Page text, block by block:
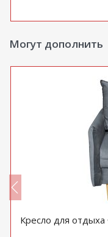
Могут дополнить
Кресло для